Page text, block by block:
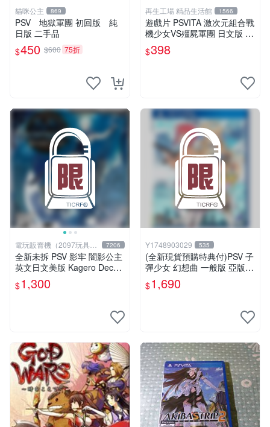
貓咪公主 869
PSV 地獄軍團 初回版 純
日版 二手品
$450 $600 75折
再生工場 精品生活館 1566
遊戲片 PSVITA 激次元組合戰
機少女VS殭屍軍團 日文版 再
生工場 01
$398
電玩販賣機（2097玩具公
仔舖
7206
全新未拆 PSV 影牢 闇影公主
英文日文美版 Kagero Decep
tion 4 Blood Ties
$1,300
Y1748903029 535
(全新現貨預購特典付)PSV 子
彈少女 幻想曲 一般版 亞版
中英日文版
$1,690